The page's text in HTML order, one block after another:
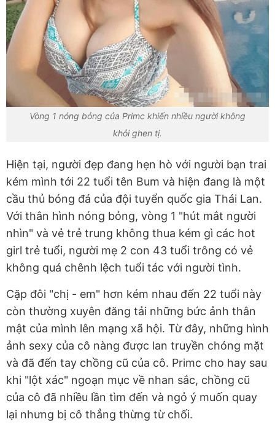
Vòng 1 nóng bỏng của Primc khiến nhiều người không
khỏi ghen tị.
Hiện tại, người đẹp đang hẹn hò với người bạn trai
kém mình tới 22 tuổi tên Bum và hiện đang là một
cầu thủ bóng đá của đội tuyển quốc gia Thái Lan.
Với thân hình nóng bỏng, vòng 1 "hút mắt người
nhìn" và vẻ trẻ trung không thua kém gì các hot
girl trẻ tuổi, người mẹ 2 con 43 tuổi trông có vẻ
không quá chênh lệch tuổi tác với người tình.
Cặp đôi "chị - em" hơn kém nhau đến 22 tuổi này
còn thường xuyên đăng tải những bức ảnh thân
mật của mình lên mạng xã hội. Từ đây, những hình
ảnh sexy của cô nàng được lan truyền chóng mặt
và đã đến tay chồng cũ của cô. Primc cho hay sau
khi "lột xác" ngoạn mục về nhan sắc, chồng cũ
của cô đã nhiều lần tìm đến và ngỏ ý muốn quay
lại nhưng bị cô thẳng thừng từ chối.